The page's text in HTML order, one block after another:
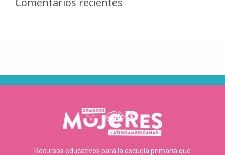
Recursos educativos para la escuela primaria que